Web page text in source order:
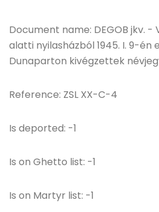
Document name: DEGOB jkv. -
alatti nyilasházból 1945. I. 9-én
Dunaparton kivégzettek
Reference: ZSL XX-C-4
Is deported: -1
Is on Ghetto list: -1
Is on Martyr list: -1